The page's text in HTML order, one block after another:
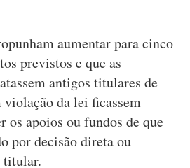
aumentar para cinco
previstos e que as
antigos titulares de
da lei ficassem
os apoios ou fundos de que
por decisão direta ou
titular.